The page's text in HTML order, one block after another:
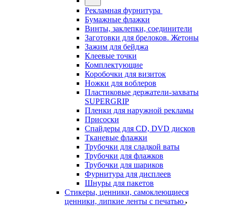
Рекламная фурнитура
Бумажные флажки
Винты, заклепки, соединители
Заготовки для брелоков. Жетоны
Зажим для бейджа
Клеевые точки
Комплектующие
Коробочки для визиток
Ножки для воблеров
Пластиковые держатели-захваты
SUPERGRIP
Пленки для наружной рекламы
Присоски
Спайдеры для CD, DVD дисков
Тканевые флажки
Трубочки для сладкой ваты
Трубочки для флажков
Трубочки для шариков
Фурнитура для дисплеев
Шнуры для пакетов
Стикеры, ценники, самоклеющиеся
ценники, липкие ленты с печатью